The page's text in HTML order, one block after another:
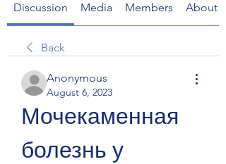
Discussion Media Members About
Back
Anonymous
August 6, 2023
Мочекаменная
болезнь у